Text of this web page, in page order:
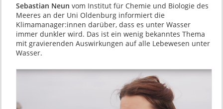
Sebastian Neun vom Institut für Chemie und Biologie des
Meeres an der Uni Oldenburg informiert die
Klimamanager:innen darüber, dass es unter Wasser
immer dunkler wird. Das ist ein wenig bekanntes Thema
mit gravierenden Auswirkungen auf alle Lebewesen unter
Wasser.